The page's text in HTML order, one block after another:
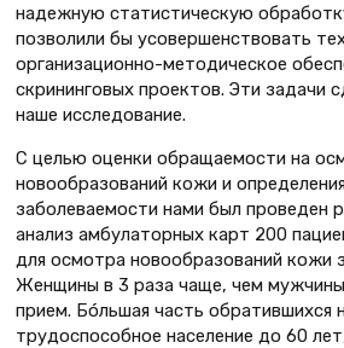
надежную статистическую
позволили бы усовершенствовать
организационно-методическое
скрининговых проектов. Эти задачи
наше исследование.
С целью оценки обращаемости на
новообразований кожи и
заболеваемости нами был проведен
анализ амбулаторных карт 200
для осмотра новообразований кожи
Женщины в 3 раза чаще, чем
прием. Бóльшая часть обратившихся
трудоспособное население до 60